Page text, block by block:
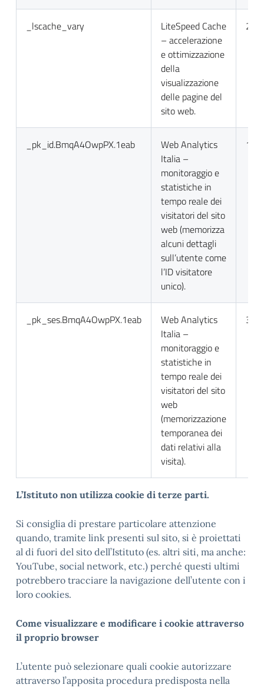
_lscache_vary
LiteSpeed Cache
– accelerazione
e ottimizzazione
della
visualizzazione
delle pagine del
sito web.
2
_pk_id.BmqA4OwpPX.1eab
Web Analytics
Italia –
monitoraggio e
statistiche in
tempo reale dei
visitatori del sito
web (memorizza
alcuni dettagli
sull’utente come
l’ID visitatore
unico).
13
_pk_ses.BmqA4OwpPX.1eab
Web Analytics
Italia –
monitoraggio e
statistiche in
tempo reale dei
visitatori del sito
web
(memorizzazione
temporanea dei
dati relativi alla
visita).
30
L’Istituto non utilizza cookie di terze parti.
Si consiglia di prestare particolare attenzione
quando, tramite link presenti sul sito, si è proiettati
al di fuori del sito dell’Istituto (es. altri siti, ma anche:
YouTube, social network, etc.) perché questi ultimi
potrebbero tracciare la navigazione dell’utente con i
loro cookies.
Come visualizzare e modificare i cookie attraverso
il proprio browser
L’utente può selezionare quali cookie autorizzare
attraverso l’apposita procedura predisposta nella